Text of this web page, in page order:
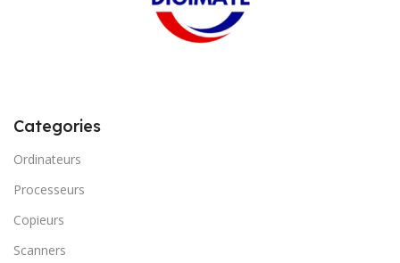
Categories
Ordinateurs
Processeurs
Copieurs
Scanners